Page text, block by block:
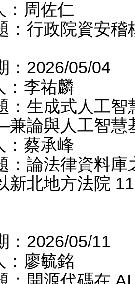
：周佐仁
：行政院資安
：2026/05/04
：李祐麟
：生成式人工
論與人工智慧
：蔡承峰
：論法律資料
北地方法院
：2026/05/11
：廖毓銘
：開源代碼在